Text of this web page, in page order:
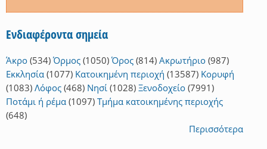
Ενδιαφέροντα σημεία
Άκρο (534) Όρμος (1050) Όρος (814) Ακρωτήριο (987)
Εκκλησία (1077) Κατοικημένη περιοχή (13587) Κορυφή
(1083) Λόφος (468) Νησί (1028) Ξενοδοχείο (7991)
Ποτάμι ή ρέμα (1097) Τμήμα κατοικημένης περιοχής
(648)
Περισσότερα